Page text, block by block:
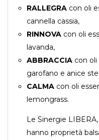
RALLEGRA con oli
cannella cassia,
RINNOVA con oli
lavanda,
ABBRACCIA con oli
garofano e anice
CALMA con oli
lemongrass.
Le Sinergie
hanno proprietà